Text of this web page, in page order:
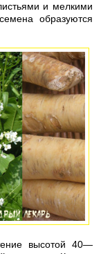
и мелкими
образуются
высотой 40—